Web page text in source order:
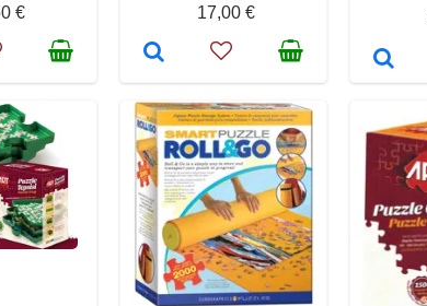
€
17,00 €